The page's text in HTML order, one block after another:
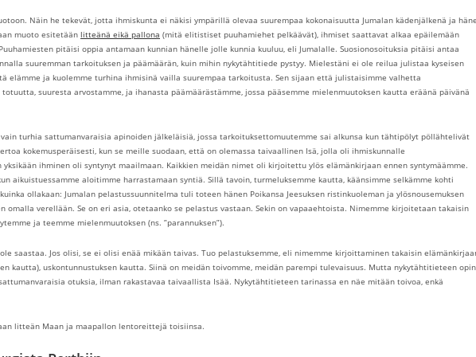
Näin he tekevät, jotta ihmiskunta ei näkisi ympärillä olevaa suurempaa kokonaisuutta Jumalan kädenjälkenä ja
muoto esitetään litteänä eikä pallona (mitä elitistiset puuhamiehet pelkäävät), ihmiset saattavat alkaa epäilemään
pitäisi oppia antamaan kunnian hänelle jolle kunnia kuuluu, eli Jumalalle. Suosionosoituksia pitäisi antaa
suuremman tarkoituksen ja päämäärän, kuin mihin nykytähtitiede pystyy. Mielestäni ei ole reilua julistaa kyseisen
elämme ja kuolemme turhina ihmisinä vailla suurempaa tarkoitusta. Sen sijaan että julistaisimme valhetta
suuresta arvostamme, ja ihanasta päämäärästämme, jossa pääsemme mielenmuutoksen kautta eräänä päivänä
turhia sattumanvaraisia apinoiden jälkeläisiä, jossa tarkoituksettomuutemme sai alkunsa kun tähtipölyt pöllähtelivät
kokemusperäisesti, kun se meille suodaan, että on olemassa taivaallinen Isä, jolla oli ihmiskunnalle
ihminen oli syntynyt maailmaan. Kaikkien meidän nimet oli kirjoitettu ylös elämänkirjaan ennen syntymäämme.
aikuistuessamme aloitimme harrastamaan syntiä. Sillä tavoin, turmeluksemme kautta, käänsimme selkämme kohti
ollakaan: Jumalan pelastussuunnitelma tuli toteen hänen Poikansa Jeesuksen ristinkuoleman ja ylösnousemuksen
omalla verellään. Se on eri asia, otetaanko se pelastus vastaan. Sekin on vapaaehtoista. Nimemme kirjoitetaan takaisin
ja teemme mielenmuutoksen (ns. ”parannuksen”).
saastaa. Jos olisi, se ei olisi enää mikään taivas. Tuo pelastuksemme, eli nimemme kirjoittaminen takaisin
kautta), uskontunnustuksen kautta. Siinä on meidän toivomme, meidän parempi tulevaisuus. Mutta nykytähtitieteen opin
otuksia, ilman rakastavaa taivaallista Isää. Nykytähtitieteen tarinassa en näe mitään toivoa, enkä
litteän Maan ja maapallon lentoreittejä toisiinsa.